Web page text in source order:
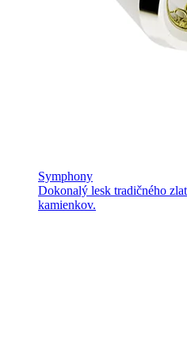
Symphony
Dokonalý lesk tradičného
kamienkov.